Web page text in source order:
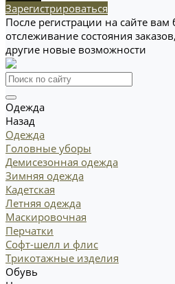
Зарегистрироваться
После регистрации на сайте вам
отслеживание состояния
другие новые возможности
Одежда
Назад
Одежда
Головные уборы
Демисезонная одежда
Зимняя одежда
Кадетская
Летняя одежда
Маскировочная
Перчатки
Софт-шелл и флис
Трикотажные изделия
Обувь